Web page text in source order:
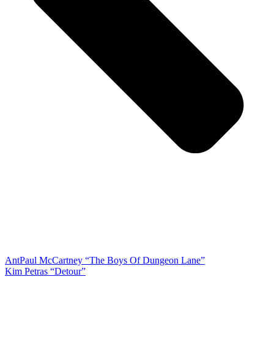
AntPaul McCartney “The Boys Of Dungeon Lane”
Kim Petras “Detour”